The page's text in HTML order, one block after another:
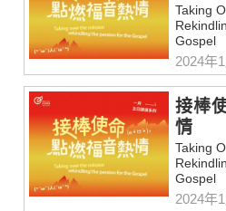
Taking
Gospel
2024年
接棒
情
Taking
Gospel
2024年